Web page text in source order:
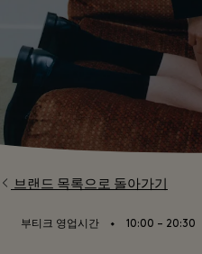
브랜드 목록으로 돌아가기
부티크 영업시간 ⬩ 10:00 – 20:30